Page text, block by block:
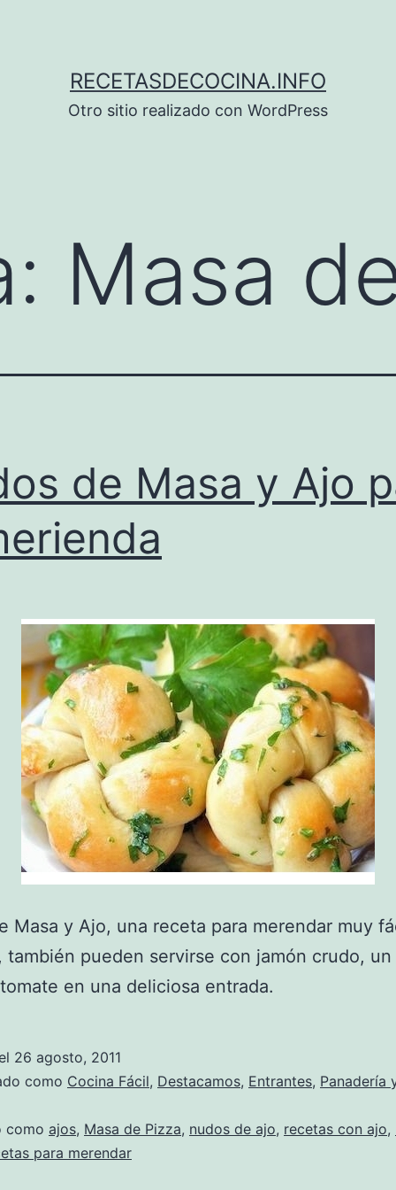
RECETASDECOCINA.INFO
Otro sitio realizado con WordPress
Masa
de Masa y Ajo
Masa y Ajo, una receta para merendar muy
también pueden servirse con jamón crudo,
en una deliciosa entrada.
26 agosto, 2011
como Cocina Fácil, Destacamos, Entrantes, Panadería
como ajos, Masa de Pizza, nudos de ajo, recetas con ajo,
para merendar